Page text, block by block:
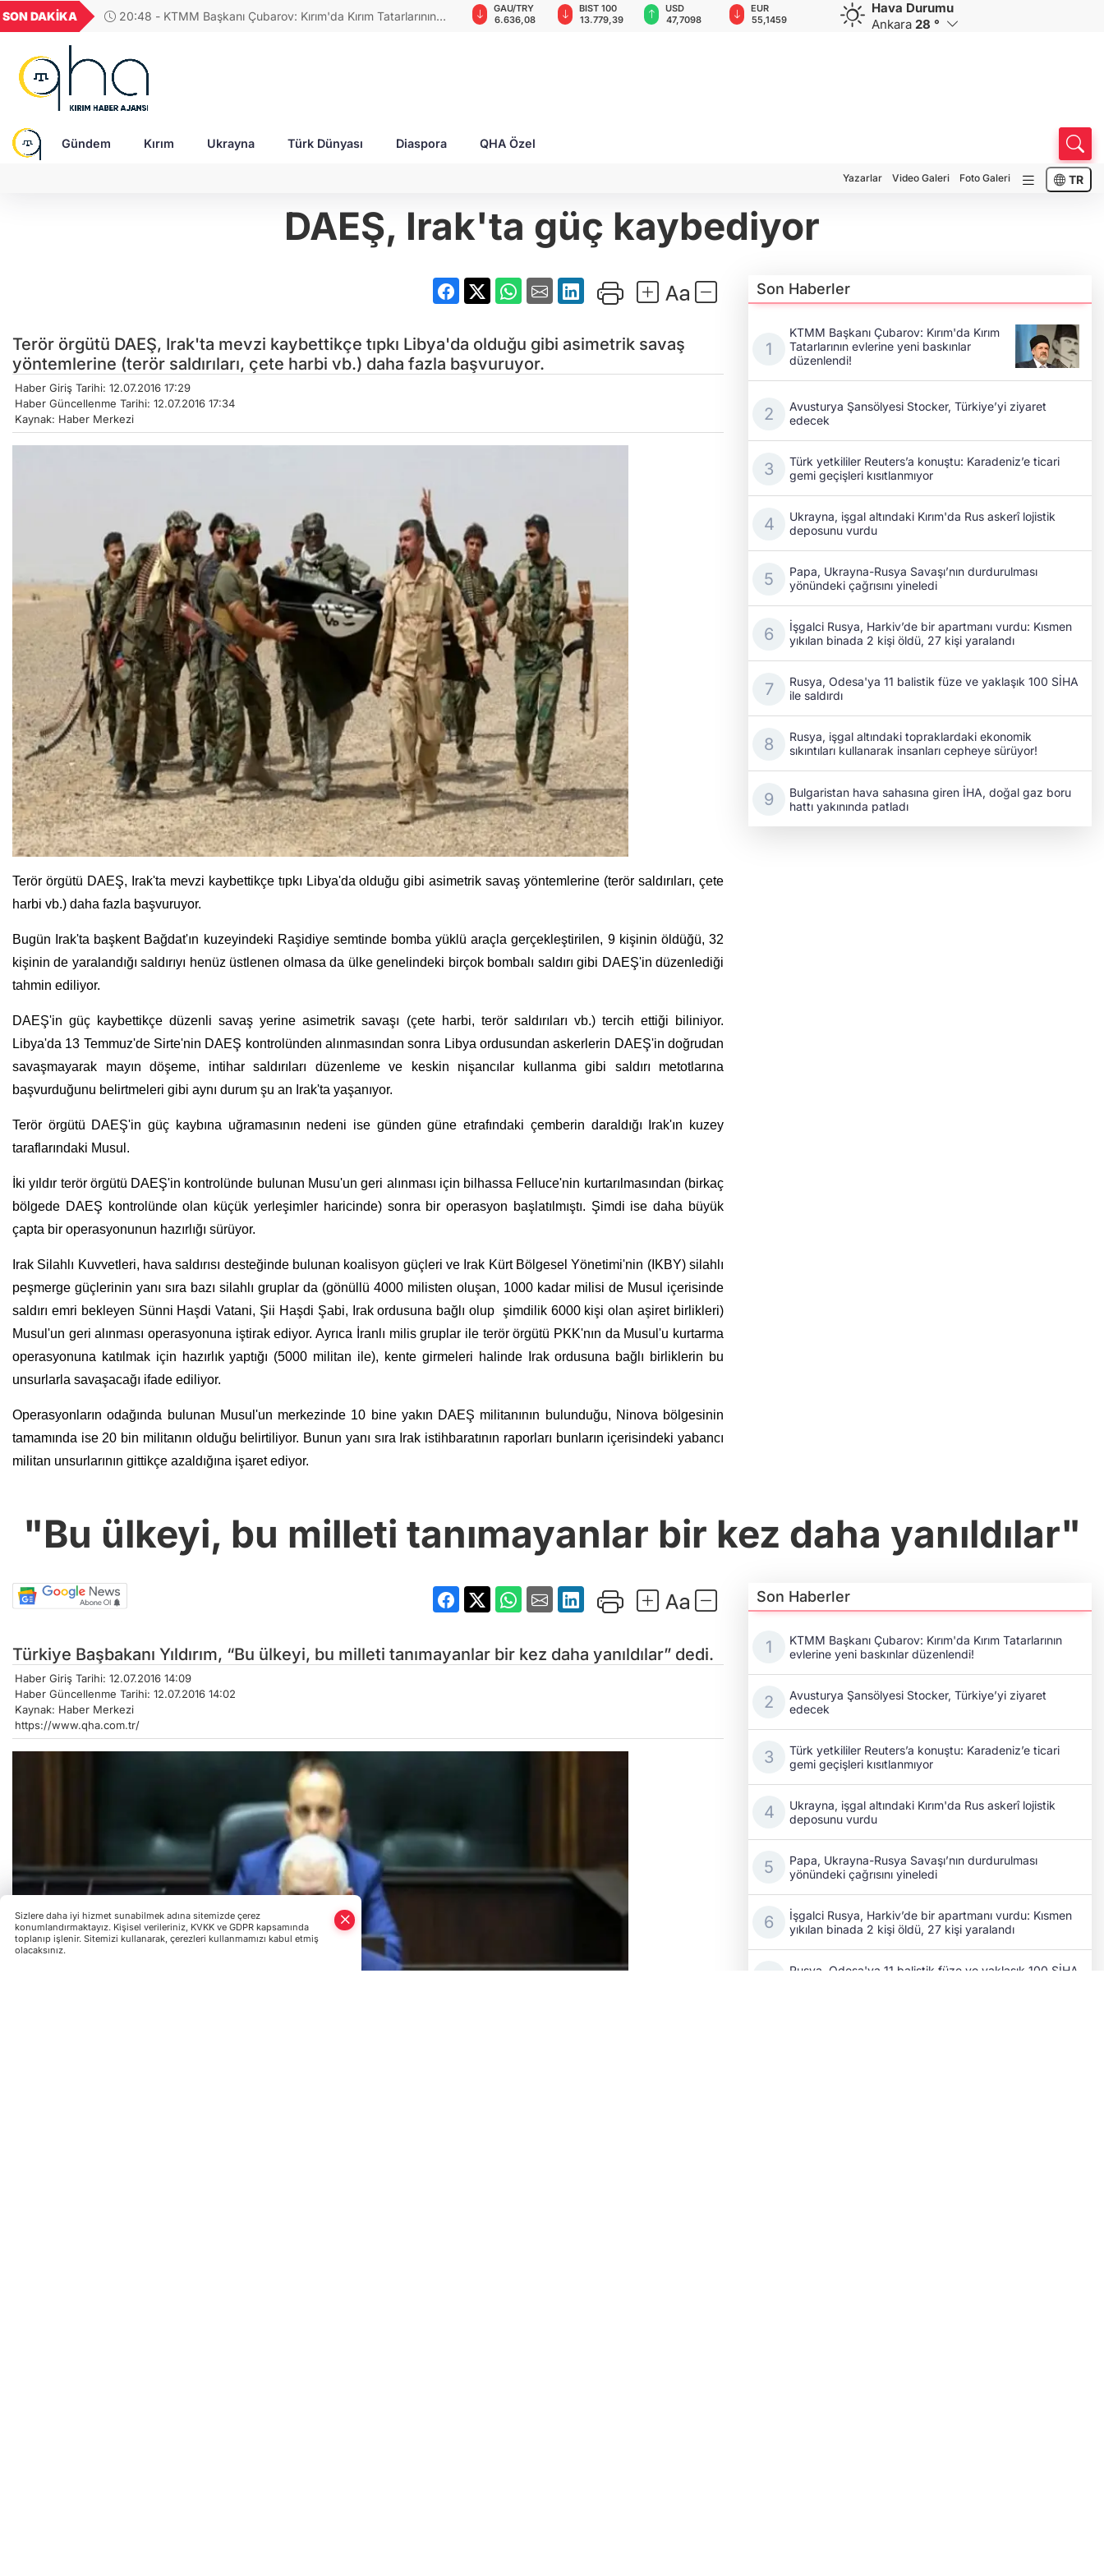
SON DAKİKA
17:38 - Avusturya Şansölyesi Stocker, Türkiye’yi ziyaret
GEL
18,2796
16,2888
27,9743
0,0018
6.636,08
BIST 100
13.779,39
USD
47,7098
EUR
55,1459
GBP
64,3686
CHF
58,9738
CAD
34,1712
Hava Durumu
Ankara 28 °
Gündem Kırım Ukrayna Türk Dünyası Diaspora QHA Özel
Yazarlar Video Galeri Foto Galeri TR
DAEŞ, Irak'ta güç kaybediyor
Terör örgütü DAEŞ, Irak'ta mevzi kaybettikçe tıpkı Libya'da olduğu gibi asimetrik savaş
yöntemlerine (terör saldırıları, çete harbi vb.) daha fazla başvuruyor.
Haber Giriş Tarihi: 12.07.2016 17:29
Haber Güncellenme Tarihi: 12.07.2016 17:34
Kaynak: Haber Merkezi
Terör örgütü DAEŞ, Irak'ta mevzi kaybettikçe tıpkı Libya'da olduğu gibi asimetrik savaş yöntemlerine (terör saldırıları, çete
harbi vb.) daha fazla başvuruyor.
Bugün Irak'ta başkent Bağdat'ın kuzeyindeki Raşidiye semtinde bomba yüklü araçla gerçekleştirilen, 9 kişinin öldüğü, 32
kişinin de yaralandığı saldırıyı henüz üstlenen olmasa da ülke genelindeki birçok bombalı saldırı gibi DAEŞ'in düzenlediği
tahmin ediliyor.
DAEŞ'in güç kaybettikçe düzenli savaş yerine asimetrik savaşı (çete harbi, terör saldırıları vb.) tercih ettiği biliniyor.
Libya'da 13 Temmuz'de Sirte'nin DAEŞ kontrolünden alınmasından sonra Libya ordusundan askerlerin DAEŞ'in doğrudan
savaşmayarak mayın döşeme, intihar saldırıları düzenleme ve keskin nişancılar kullanma gibi saldırı metotlarına
başvurduğunu belirtmeleri gibi aynı durum şu an Irak'ta yaşanıyor.
Terör örgütü DAEŞ'in güç kaybına uğramasının nedeni ise günden güne etrafındaki çemberin daraldığı Irak'ın kuzey
taraflarındaki Musul.
İki yıldır terör örgütü DAEŞ'in kontrolünde bulunan Musu'un geri alınması için bilhassa Felluce'nin kurtarılmasından (birkaç
bölgede DAEŞ kontrolünde olan küçük yerleşimler haricinde) sonra bir operasyon başlatılmıştı. Şimdi ise daha büyük
çapta bir operasyonunun hazırlığı sürüyor.
Irak Silahlı Kuvvetleri, hava saldırısı desteğinde bulunan koalisyon güçleri ve Irak Kürt Bölgesel Yönetimi'nin (IKBY) silahlı
peşmerge güçlerinin yanı sıra bazı silahlı gruplar da (gönüllü 4000 milisten oluşan, 1000 kadar milisi de Musul içerisinde
saldırı emri bekleyen Sünni Haşdi Vatani, Şii Haşdi Şabi, Irak ordusuna bağlı olup şimdilik 6000 kişi olan aşiret birlikleri)
Musul'un geri alınması operasyonuna iştirak ediyor. Ayrıca İranlı milis gruplar ile terör örgütü PKK'nın da Musul'u kurtarma
operasyonuna katılmak için hazırlık yaptığı (5000 militan ile), kente girmeleri halinde Irak ordusuna bağlı birliklerin bu
unsurlarla savaşacağı ifade ediliyor.
Operasyonların odağında bulunan Musul'un merkezinde 10 bine yakın DAEŞ militanının bulunduğu, Ninova bölgesinin
tamamında ise 20 bin militanın olduğu belirtiliyor. Bunun yanı sıra Irak istihbaratının raporları bunların içerisindeki yabancı
militan unsurlarının gittikçe azaldığına işaret ediyor.
Son Haberler
KTMM Başkanı Çubarov: Kırım'da Kırım
Tatarlarının evlerine yeni baskınlar
düzenlendi!
Avusturya Şansölyesi Stocker, Türkiye’yi ziyaret
edecek
Türk yetkililer Reuters’a konuştu: Karadeniz’e ticari
gemi geçişleri kısıtlanmıyor
Ukrayna, işgal altındaki Kırım'da Rus askerî lojistik
deposunu vurdu
Papa, Ukrayna-Rusya Savaşı’nın durdurulması
yönündeki çağrısını yineledi
İşgalci Rusya, Harkiv’de bir apartmanı vurdu: Kısmen
yıkılan binada 2 kişi öldü, 27 kişi yaralandı
Rusya, Odesa'ya 11 balistik füze ve yaklaşık 100 SİHA
ile saldırdı
Rusya, işgal altındaki topraklardaki ekonomik
sıkıntıları kullanarak insanları cepheye sürüyor!
Bulgaristan hava sahasına giren İHA, doğal gaz boru
hattı yakınında patladı
"Bu ülkeyi, bu milleti tanımayanlar bir kez daha yanıldılar"
Türkiye Başbakanı Yıldırım, “Bu ülkeyi, bu milleti tanımayanlar bir kez daha yanıldılar” dedi.
Haber Giriş Tarihi: 12.07.2016 14:09
Haber Güncellenme Tarihi: 12.07.2016 14:02
Kaynak: Haber Merkezi
https://www.qha.com.tr/
Son Haberler
KTMM Başkanı Çubarov: Kırım'da Kırım Tatarlarının
evlerine yeni baskınlar düzenlendi!
Avusturya Şansölyesi Stocker, Türkiye’yi ziyaret
edecek
Türk yetkililer Reuters’a konuştu: Karadeniz’e ticari
gemi geçişleri kısıtlanmıyor
Ukrayna, işgal altındaki Kırım'da Rus askerî lojistik
deposunu vurdu
Papa, Ukrayna-Rusya Savaşı’nın durdurulması
yönündeki çağrısını yineledi
İşgalci Rusya, Harkiv’de bir apartmanı vurdu: Kısmen
yıkılan binada 2 kişi öldü, 27 kişi yaralandı
Rusya, Odesa'ya 11 balistik füze ve yaklaşık 100 SİHA
Sizlere daha iyi hizmet sunabilmek adına sitemizde çerez
konumlandırmaktayız. Kişisel verileriniz, KVKK ve GDPR kapsamında
toplanıp işlenir. Sitemizi kullanarak, çerezleri kullanmamızı kabul etmiş
olacaksınız.